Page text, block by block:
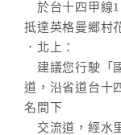
於台十四甲線
抵達英格曼鄉村
．北上：
建議您行駛「
道，沿省道台十
名間下
交流道，經水